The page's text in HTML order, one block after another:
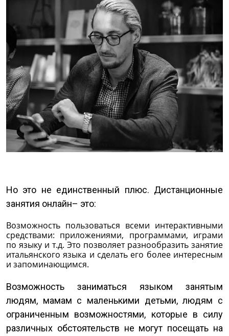
Но это не единственный плюс. Дистанционные
занятия онлайн– это:
Возможность пользоваться всеми интерактивными
средствами: приложениями, программами, играми
по языку и т.д. Это позволяет разнообразить занятие
итальянского языка и сделать его более интересным
и запоминающимся.
Возможность заниматься языком занятым
людям, мамам с маленькими детьми, людям с
ограниченным возможностями, которые в силу
различных обстоятельств не могут посещать на